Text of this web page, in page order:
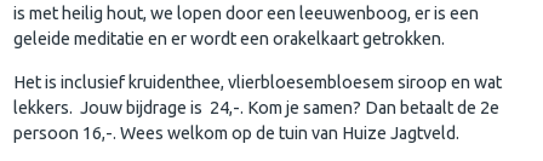
is met heilig hout, we lopen door een leeuwenboog, er is een
geleide meditatie en er wordt een orakelkaart getrokken.
Het is inclusief kruidenthee, vlierbloesembloesem siroop en wat
lekkers. Jouw bijdrage is 24,-. Kom je samen? Dan betaalt de 2e
persoon 16,-. Wees welkom op de tuin van Huize Jagtveld.